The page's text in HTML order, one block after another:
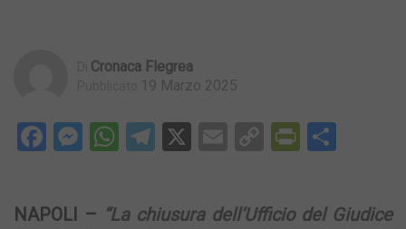
Cronaca Flegrea
19 Marzo 2025
Facebook
Messenger
WhatsApp
Telegram
X EmailCopy
NAPOLI – “La chiusura dell’Ufficio del Giudice